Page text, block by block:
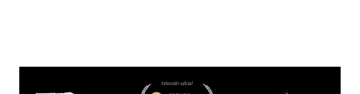
Francisco José de Caldas (Bogotá, Colombia). El congreso